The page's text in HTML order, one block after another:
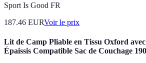
Sport Is Good FR
187.46 EURVoir le prix
Lit de Camp Pliable en Tissu Oxford
Épaissis Compatible Sac de Couchage